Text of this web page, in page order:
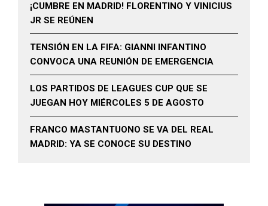
¡CUMBRE EN MADRID! FLORENTINO Y VINICIUS
JR SE REÚNEN
TENSIÓN EN LA FIFA: GIANNI INFANTINO
CONVOCA UNA REUNIÓN DE EMERGENCIA
LOS PARTIDOS DE LEAGUES CUP QUE SE
JUEGAN HOY MIÉRCOLES 5 DE AGOSTO
FRANCO MASTANTUONO SE VA DEL REAL
MADRID: YA SE CONOCE SU DESTINO